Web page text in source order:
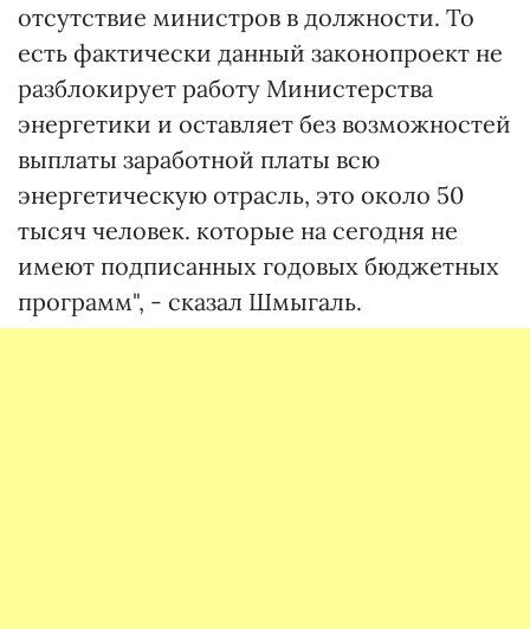
отсутствие министров в должности. То
есть фактически данный законопроект не
разблокирует работу Министерства
энергетики и оставляет без возможностей
выплаты заработной платы всю
энергетическую отрасль, это около 50
тысяч человек. которые на сегодня не
имеют подписанных годовых бюджетных
программ", - сказал Шмыгаль.